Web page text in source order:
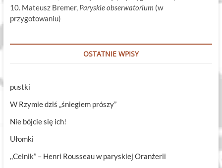
10. Mateusz Bremer, Paryskie obserwatorium (w
przygotowaniu)
OSTATNIE WPISY
pustki
W Rzymie dziś „śniegiem prószy”
Nie bójcie się ich!
Ułomki
,,Celnik” – Henri Rousseau w paryskiej Oranżerii